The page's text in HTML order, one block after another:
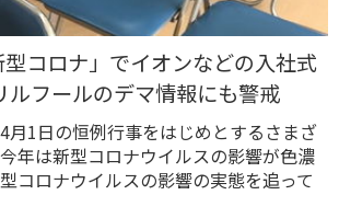
コロナ」でイオンなどの入社式
ルフールのデマ情報にも警戒
月1日の恒例行事をはじめとするさまざ
年は新型コロナウイルスの影響が色濃
コロナウイルスの影響の実態を追って